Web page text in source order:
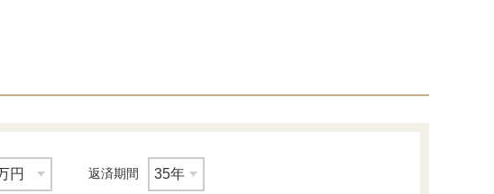
返済期間